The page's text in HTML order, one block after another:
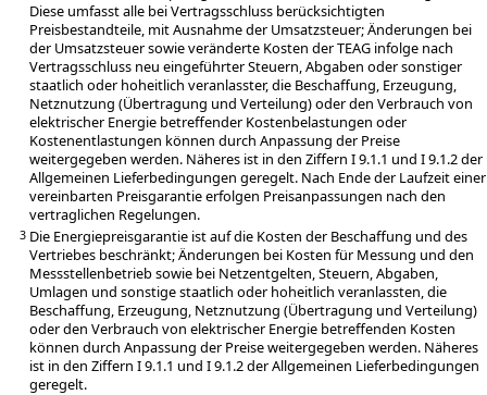
Diese umfasst alle bei Vertragsschluss berücksichtigten
Preisbestandteile, mit Ausnahme der Umsatzsteuer; Änderungen bei
der Umsatzsteuer sowie veränderte Kosten der TEAG infolge nach
Vertragsschluss neu eingeführter Steuern, Abgaben oder sonstiger
staatlich oder hoheitlich veranlasster, die Beschaffung, Erzeugung,
Netznutzung (Übertragung und Verteilung) oder den Verbrauch von
elektrischer Energie betreffender Kostenbelastungen oder
Kostenentlastungen können durch Anpassung der Preise
weitergegeben werden. Näheres ist in den Ziffern I 9.1.1 und I 9.1.2 der
Allgemeinen Lieferbedingungen geregelt. Nach Ende der Laufzeit einer
vereinbarten Preisgarantie erfolgen Preisanpassungen nach den
vertraglichen Regelungen.
3 Die Energiepreisgarantie ist auf die Kosten der Beschaffung und des
Vertriebes beschränkt; Änderungen bei Kosten für Messung und den
Messstellenbetrieb sowie bei Netzentgelten, Steuern, Abgaben,
Umlagen und sonstige staatlich oder hoheitlich veranlassten, die
Beschaffung, Erzeugung, Netznutzung (Übertragung und Verteilung)
oder den Verbrauch von elektrischer Energie betreffenden Kosten
können durch Anpassung der Preise weitergegeben werden. Näheres
ist in den Ziffern I 9.1.1 und I 9.1.2 der Allgemeinen Lieferbedingungen
geregelt.